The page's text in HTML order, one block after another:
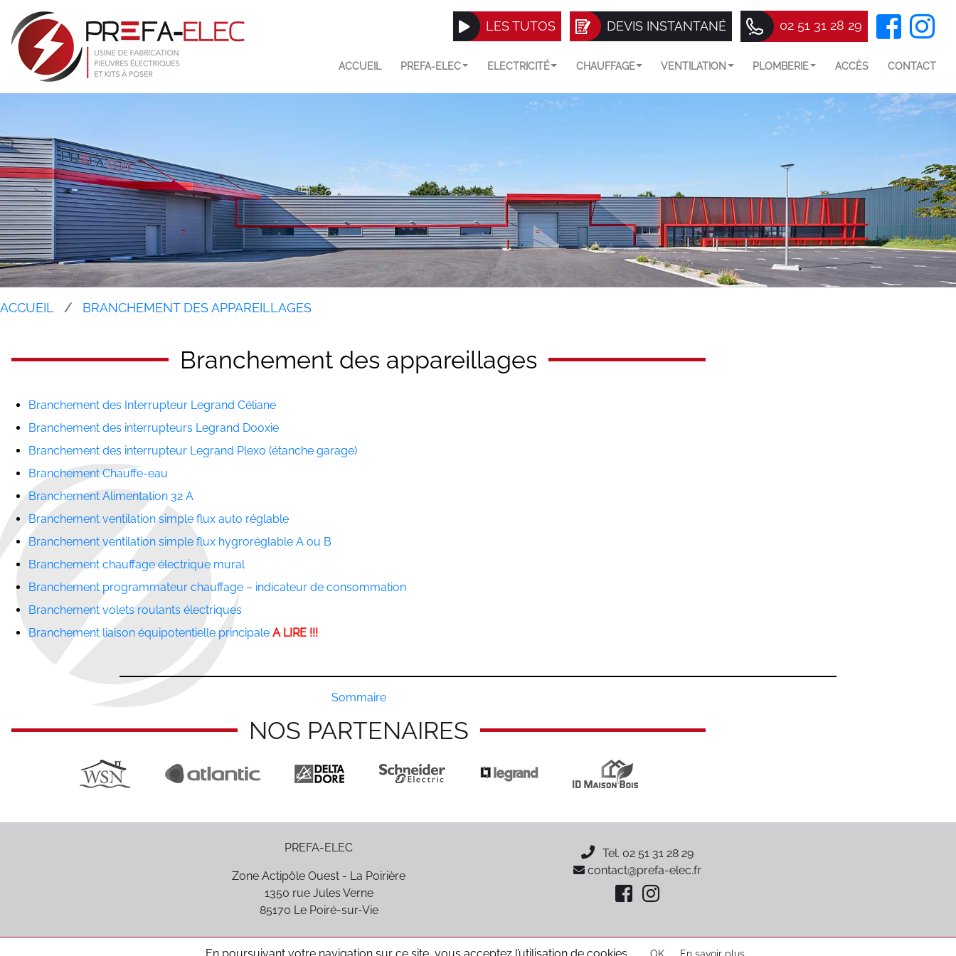
LES TUTOS DEVIS INSTANTANÉ 02 51 31 28 29
ACCUEIL PREFA-ELEC ELECTRICITÉ CHAUFFAGE VENTILATION PLOMBERIE ACCÈS CONTACT
ACCUEIL BRANCHEMENT DES APPAREILLAGES
Branchement des appareillages
Branchement des Interrupteur Legrand Céliane
Branchement des interrupteurs Legrand Dooxie
Branchement des interrupteur Legrand Plexo (étanche garage)
Branchement Chauffe-eau
Branchement Alimentation 32 A
Branchement ventilation simple flux auto réglable
Branchement ventilation simple flux hygroréglable A ou B
Branchement chauffage électrique mural
Branchement programmateur chauffage – indicateur de consommation
Branchement volets roulants électriques
Branchement liaison équipotentielle principale A LIRE !!!
Sommaire
NOS PARTENAIRES
PREFA-ELEC
Zone Actipôle Ouest - La Poirière
1350 rue Jules Verne
85170 Le Poiré-sur-Vie
Tel. 02 51 31 28 29
contact@prefa-elec.fr
En poursuivant votre navigation sur ce site, vous acceptez l’utilisation de cookies.